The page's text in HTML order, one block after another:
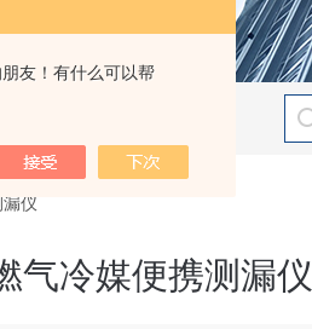
友！有什么可以帮
仪
气冷媒便携测漏仪